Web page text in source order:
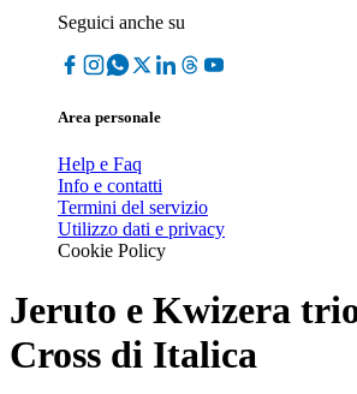
Seguici anche su
Area personale
Help e Faq
Info e contatti
Termini del servizio
Utilizzo dati e privacy
Cookie Policy
Jeruto e Kwizera
Cross di Italica